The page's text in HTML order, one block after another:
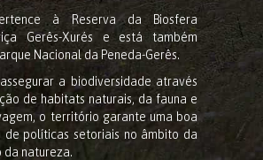
à Reserva da Biosfera
Gerês-Xurés e está também
Nacional da Peneda-Gerês.
a biodiversidade através
de habitats naturais, da fauna e
o território garante uma boa
de políticas setoriais no âmbito da
da natureza.